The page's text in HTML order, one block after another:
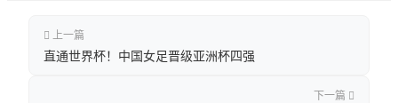
上一篇
直通世界杯！中国女足晋级亚洲杯四强
下一篇